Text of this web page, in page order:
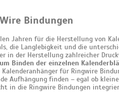
Bindungen
Jahren für die Herstellung von
die Langlebigkeit und die
in der Herstellung zahlreicher
Binden der einzelnen
für Ringwire
Aufhängung finden – egal ob
in die Ringwire Bindungen